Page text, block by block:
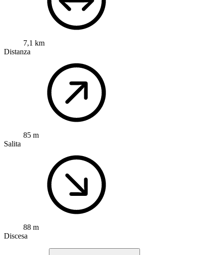
7,1 km
Distanza
85 m
Salita
88 m
Discesa